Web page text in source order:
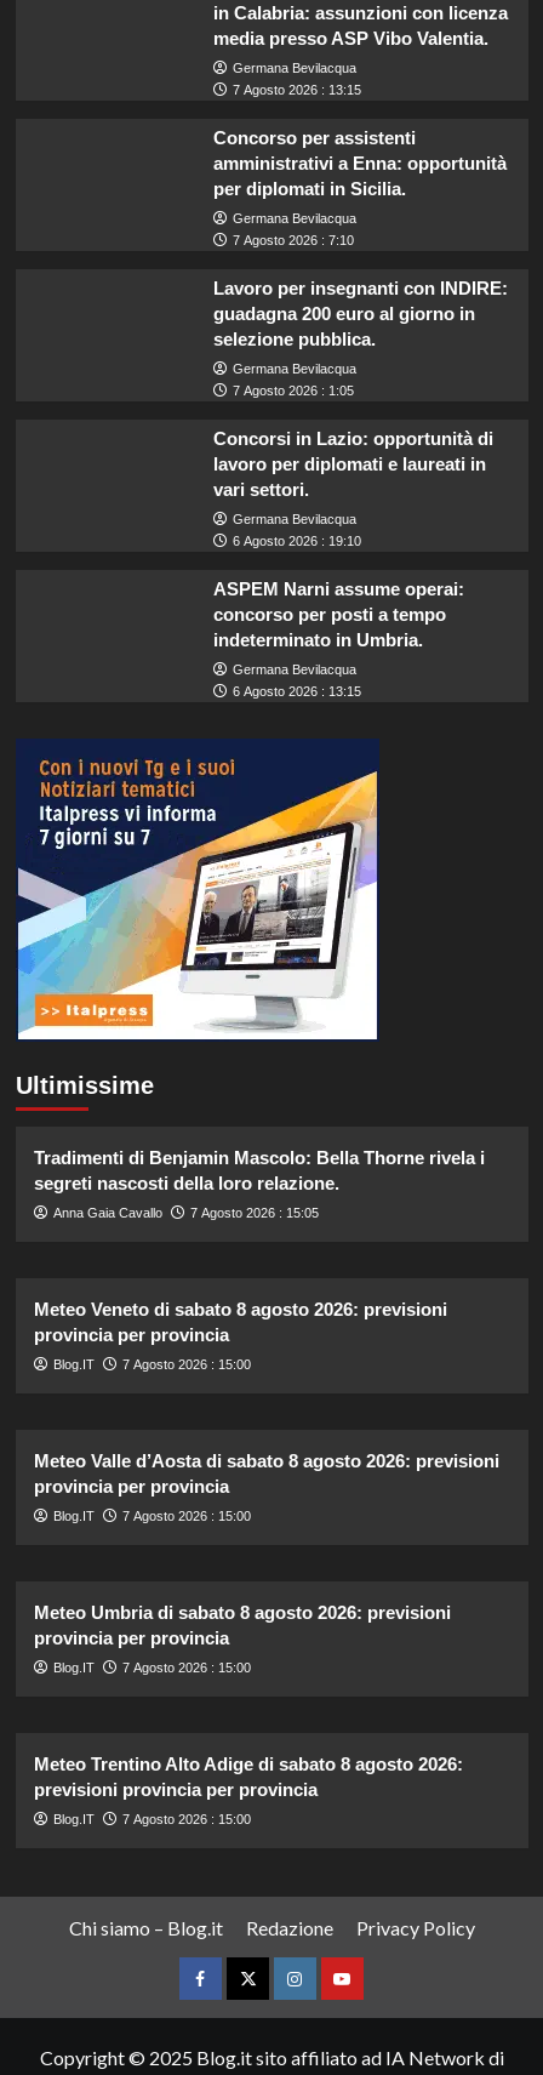
in Calabria: assunzioni con licenza
media presso ASP Vibo Valentia.
Germana Bevilacqua
7 Agosto 2026 : 13:15
Concorso per assistenti
amministrativi a Enna: opportunità
per diplomati in Sicilia.
Germana Bevilacqua
7 Agosto 2026 : 7:10
Lavoro per insegnanti con INDIRE:
guadagna 200 euro al giorno in
selezione pubblica.
Germana Bevilacqua
7 Agosto 2026 : 1:05
Concorsi in Lazio: opportunità di
lavoro per diplomati e laureati in
vari settori.
Germana Bevilacqua
6 Agosto 2026 : 19:10
ASPEM Narni assume operai:
concorso per posti a tempo
indeterminato in Umbria.
Germana Bevilacqua
6 Agosto 2026 : 13:15
Ultimissime
Tradimenti di Benjamin Mascolo: Bella Thorne rivela i
segreti nascosti della loro relazione.
Anna Gaia Cavallo 7 Agosto 2026 : 15:05
Meteo Veneto di sabato 8 agosto 2026: previsioni
provincia per provincia
Blog.IT 7 Agosto 2026 : 15:00
Meteo Valle d’Aosta di sabato 8 agosto 2026: previsioni
provincia per provincia
Blog.IT 7 Agosto 2026 : 15:00
Meteo Umbria di sabato 8 agosto 2026: previsioni
provincia per provincia
Blog.IT 7 Agosto 2026 : 15:00
Meteo Trentino Alto Adige di sabato 8 agosto 2026:
previsioni provincia per provincia
Blog.IT 7 Agosto 2026 : 15:00
Chi siamo – Blog.it Redazione Privacy Policy
FacebookTwitterInstagramYouTube
Copyright © 2025 Blog.it sito affiliato ad IA Network di